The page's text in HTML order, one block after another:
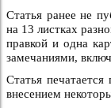
Статья ранее не
на 13 листках
правкой и одна
замечаниями,
Статья
внесением